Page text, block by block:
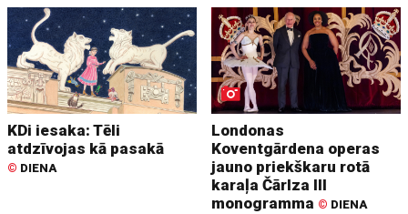
KDi iesaka: Tēli
atdzīvojas kā pasakā
© DIENA
Londonas
Koventgārdena operas
jauno priekškaru rotā
karaļa Čārlza III
monogramma © DIENA